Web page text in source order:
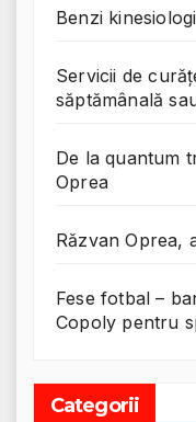
Benzi
Servicii de
săptămânală
De la quantum
Oprea
Răzvan Oprea,
Fese fotbal –
Copoly pentru
Categorii